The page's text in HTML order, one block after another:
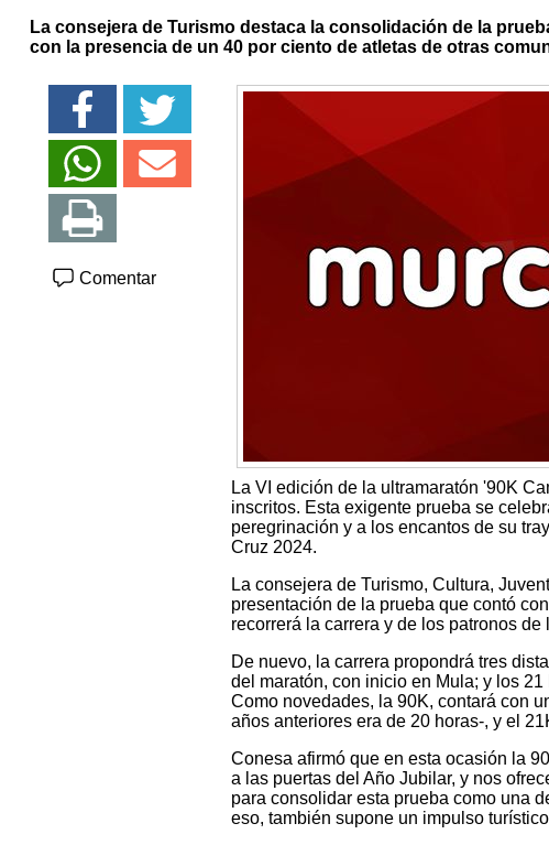
La consejera de Turismo destaca la consolidación de la
con la presencia de un 40 por ciento de atletas de otras
Comentar
La VI edición de la ultramaratón '90K
inscritos. Esta exigente prueba se
peregrinación y a los encantos de su
Cruz 2024.
La consejera de Turismo, Cultura,
presentación de la prueba que contó
recorrerá la carrera y de los patronos
De nuevo, la carrera propondrá tres
del maratón, con inicio en Mula; y los
Como novedades, la 90K, contará con
años anteriores era de 20 horas-, y el
Conesa afirmó que en esta ocasión la
a las puertas del Año Jubilar, y nos
para consolidar esta prueba como una
eso, también supone un impulso